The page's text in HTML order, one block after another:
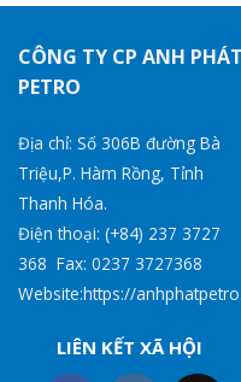
CÔNG TY CP ANH PHÁT
PETRO
Địa chỉ: Số 306B đường Bà
Triệu,P. Hàm Rồng, Tỉnh
Thanh Hóa.
Điện thoại: (+84) 237 3727
368 Fax: 0237 3727368
Website:https://
LIÊN KẾT XÃ HỘI